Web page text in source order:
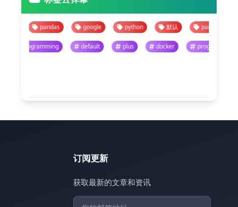
pandas google python 默认 pandas
programming default plus docker
订阅更新
获取最新的文章和资讯